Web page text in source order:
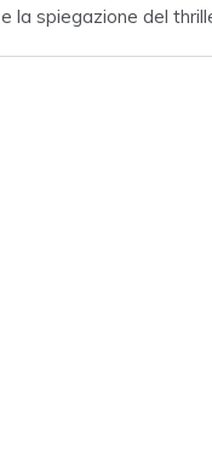
e la spiegazione del